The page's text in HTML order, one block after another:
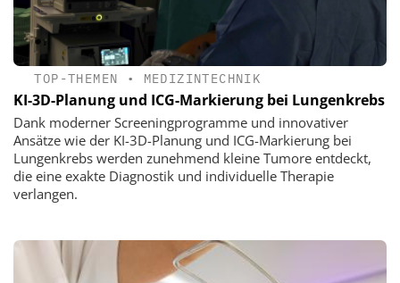
TOP-THEMEN • MEDIZINTECHNIK
KI-3D-Planung und ICG-Markierung bei Lungenkrebs
Dank moderner Screeningprogramme und innovativer
Ansätze wie der KI-3D-Planung und ICG-Markierung bei
Lungenkrebs werden zunehmend kleine Tumore entdeckt,
die eine exakte Diagnostik und individuelle Therapie
verlangen.